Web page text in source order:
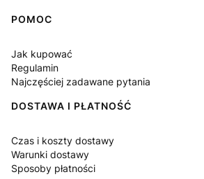
Linki w stopce
POMOC
Jak kupować
Regulamin
Najczęściej zadawane pytania
DOSTAWA I PŁATNOŚĆ
Czas i koszty dostawy
Warunki dostawy
Sposoby płatności